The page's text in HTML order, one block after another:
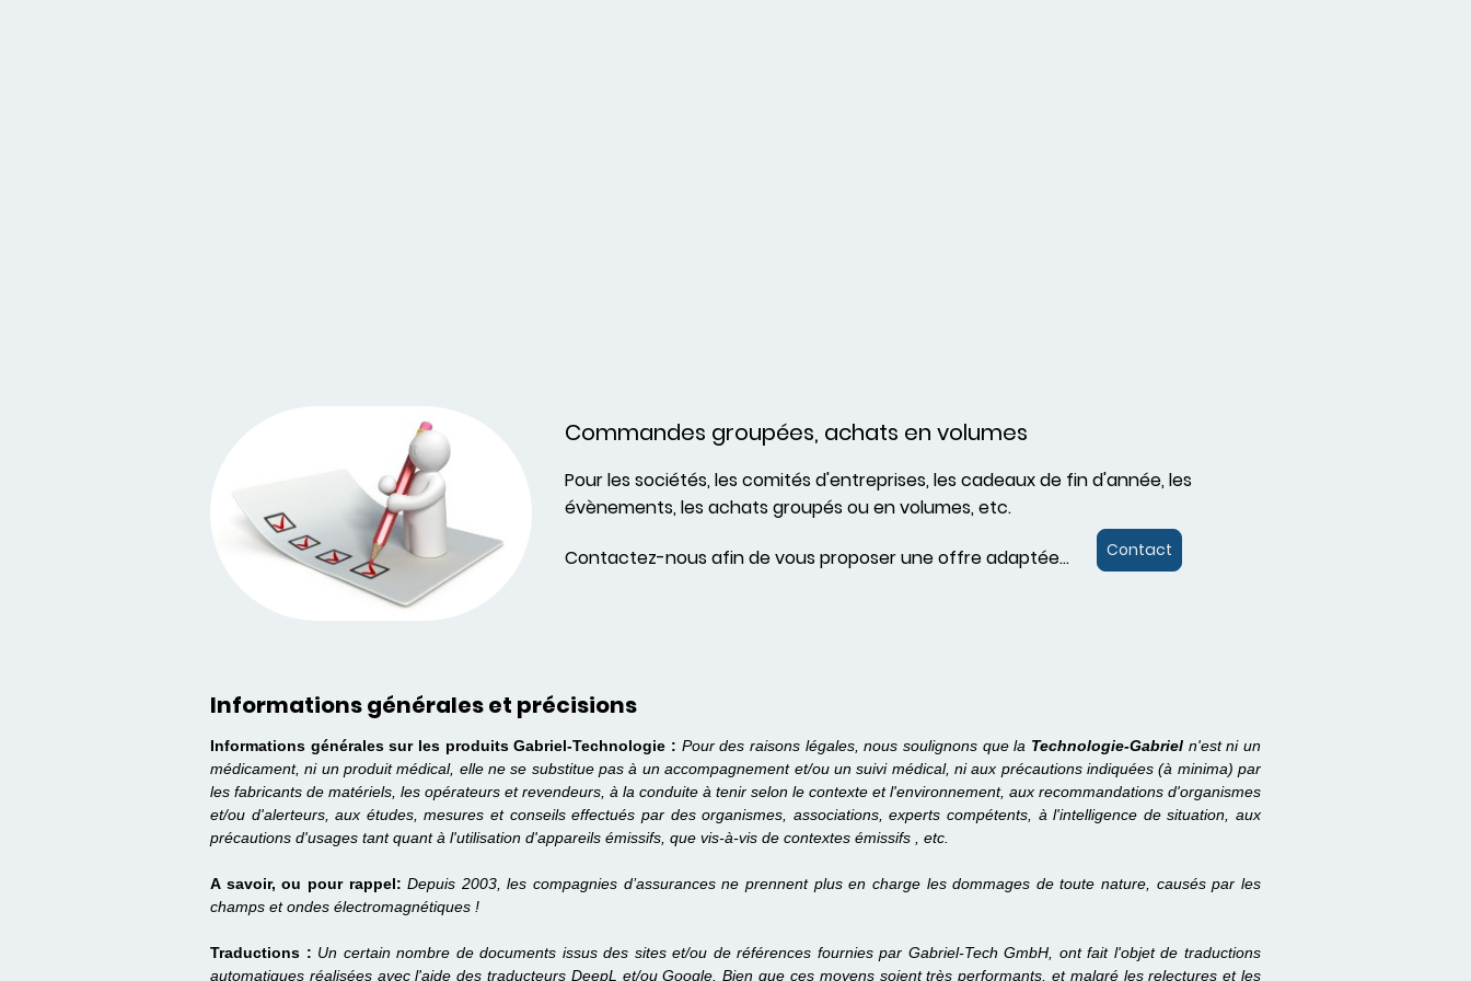
Commandes groupées, achats en volumes
Pour les sociétés, les comités d'entreprises, les cadeaux de fin d'année, les
évènements, les achats groupés ou en volumes, etc.
Contactez-nous afin de vous proposer une offre adaptée...
Contact
Informations générales et précisions
Informations générales sur les produits Gabriel-Technologie : Pour des raisons légales, nous soulignons que la Technologie-Gabriel n'est ni un
médicament, ni un produit médical, elle ne se substitue pas à un accompagnement et/ou un suivi médical, ni aux précautions indiquées (à minima) par
les fabricants de matériels, les opérateurs et revendeurs, à la conduite à tenir selon le contexte et l'environnement, aux recommandations d'organismes
et/ou d'alerteurs, aux études, mesures et conseils effectués par des organismes, associations, experts compétents, à l'intelligence de situation, aux
précautions d'usages tant quant à l'utilisation d'appareils émissifs, que vis-à-vis de contextes émissifs , etc.
A savoir, ou pour rappel:Depuis 2003, les compagnies d’assurances ne prennent plus en charge les dommages de toute nature, causés par les
champs et ondes électromagnétiques !
Traductions : Un certain nombre de documents issus des sites et/ou de références fournies par Gabriel-Tech GmbH, ont fait l'objet de traductions
automatiques réalisées avec l'aide des traducteurs DeepL et/ou Google. Bien que ces moyens soient très performants, et malgré les relectures et les